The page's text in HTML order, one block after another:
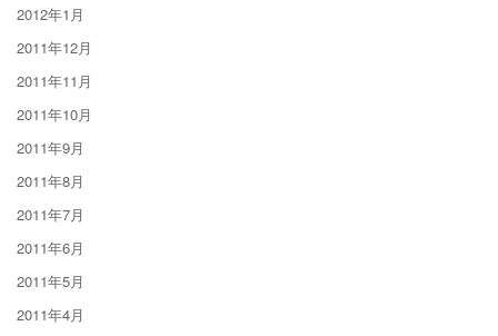
2012年1月
2011年12月
2011年11月
2011年10月
2011年9月
2011年8月
2011年7月
2011年6月
2011年5月
2011年4月